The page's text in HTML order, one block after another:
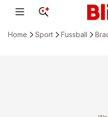
Home Sport Fussball